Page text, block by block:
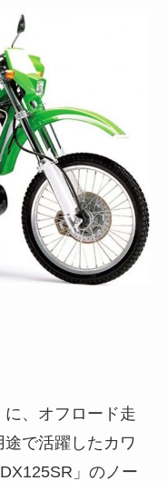
、オフロード走
で活躍したカワ
」のノー